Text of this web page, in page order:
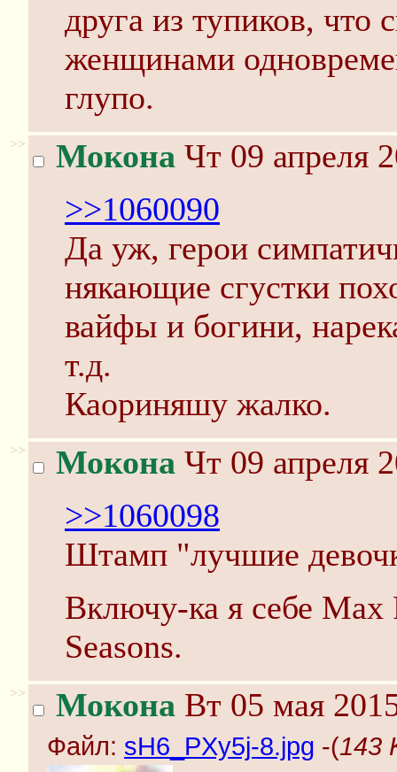
друга из тупиков, что
женщинами
глупо.
>> Мокона Чт 09 апреля
>>1060090
Да уж, герои
някающие сгустки
вайфы и богини,
т.д.
Каориняшу жалко.
>> Мокона Чт 09 апреля
>>1060098
Штамп "лучшие
Включу-ка я себе
Seasons.
>> Мокона Вт 05 мая
Файл: sH6_PXy5j-8.jpg -(143